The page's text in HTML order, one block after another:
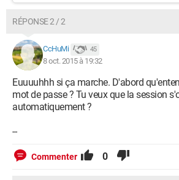
RÉPONSE 2 / 2
CcHuMi 45
8 oct. 2015 à 19:32
Euuuuhhh si ça marche. D'abord
mot de passe ? Tu veux que la session
automatiquement ?
--
Commenter 0